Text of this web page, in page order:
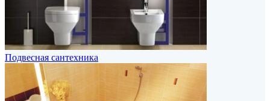
Подвесная сантехника